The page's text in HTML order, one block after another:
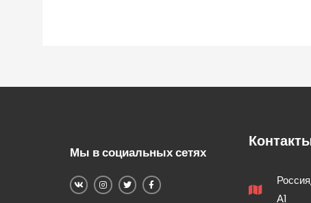
Мы в социальных сетях
А1